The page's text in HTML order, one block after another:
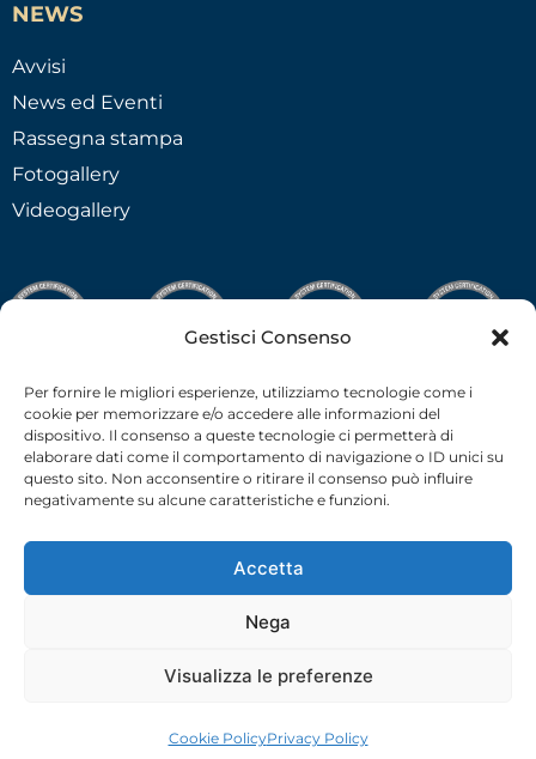
Gestisci Consenso
Per fornire le migliori esperienze, utilizziamo tecnologie come i
cookie per memorizzare e/o accedere alle informazioni del
dispositivo. Il consenso a queste tecnologie ci permetterà di
elaborare dati come il comportamento di navigazione o ID unici su
questo sito. Non acconsentire o ritirare il consenso può influire
negativamente su alcune caratteristiche e funzioni.
Accetta
Nega
Visualizza le preferenze
Cookie PolicyPrivacy Policy
NEWS
Avvisi
News ed Eventi
Rassegna stampa
Fotogallery
Videogallery
C.F.-P.I. 02538910379 all rights reserved © –
Privacy Policy– Cookie Policy